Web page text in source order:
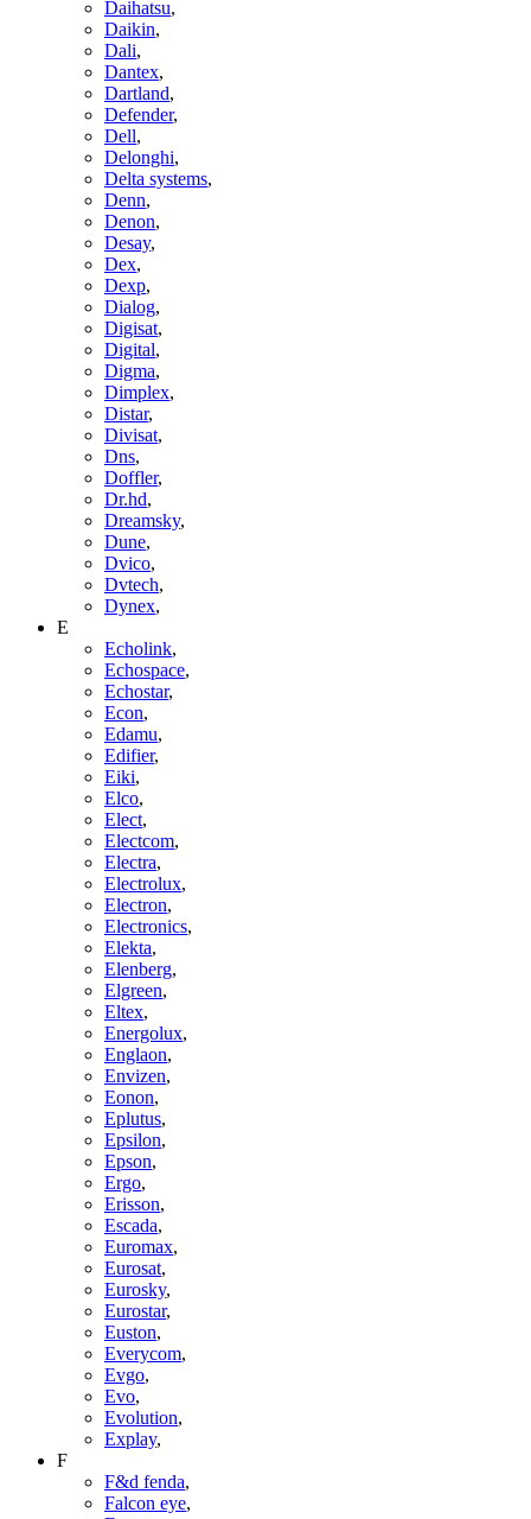
Daihatsu,
Daikin,
Dali,
Dantex,
Dartland,
Defender,
Dell,
Delonghi,
Delta systems,
Denn,
Denon,
Desay,
Dex,
Dexp,
Dialog,
Digisat,
Digital,
Digma,
Dimplex,
Distar,
Divisat,
Dns,
Doffler,
Dr.hd,
Dreamsky,
Dune,
Dvico,
Dvtech,
Dynex,
E
Echolink,
Echospace,
Echostar,
Econ,
Edamu,
Edifier,
Eiki,
Elco,
Elect,
Electcom,
Electra,
Electrolux,
Electron,
Electronics,
Elekta,
Elenberg,
Elgreen,
Eltex,
Energolux,
Englaon,
Envizen,
Eonon,
Eplutus,
Epsilon,
Epson,
Ergo,
Erisson,
Escada,
Euromax,
Eurosat,
Eurosky,
Eurostar,
Euston,
Everycom,
Evgo,
Evo,
Evolution,
Explay,
F
F&d fenda,
Falcon eye,